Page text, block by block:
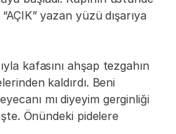
yazan yüzü dışarıya
kafasını ahşap tezgahın
kaldırdı. Beni
mı diyeyim gerginliği
Önündeki pidelere